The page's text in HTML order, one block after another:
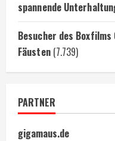
spannende
Besucher des
Fäusten (7.739)
PARTNER
gigamaus.de